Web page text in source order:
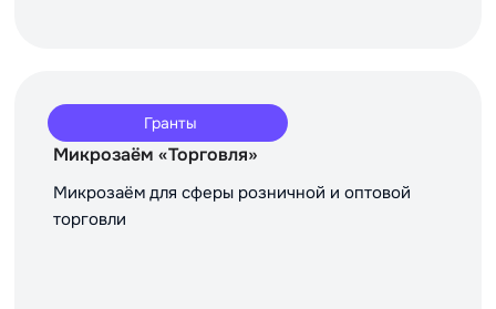
Гранты
Микрозаём «Торговля»
Микрозаём для сферы розничной и оптовой
торговли